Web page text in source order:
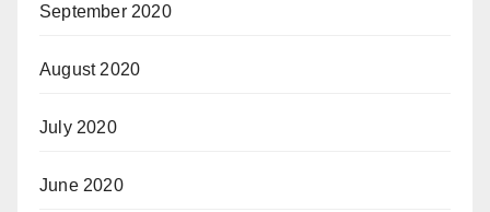
September 2020
August 2020
July 2020
June 2020